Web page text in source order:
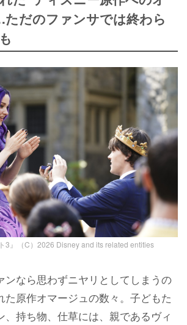
だのファンサでは終わら
3』（C）2026 Disney and its related entities
なら思わずニヤリとしてしまうの
た原作オマージュの数々。子どもた
、持ち物、仕草には、親であるヴィ